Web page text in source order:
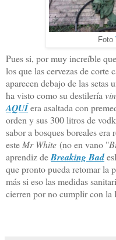
Foto
Pues si, por muy increíble
los que las cervezas de corte
aparecen debajo de las setas
ha visto como su destilería
AQUÍera asaltada con
orden y sus 300 litros de
sabor a bosques boreales era
este Mr White (no en vano "
aprendiz deBreaking Bad
que pronto pueda retomar la
más si eso las medidas
cierren por no cumplir con la